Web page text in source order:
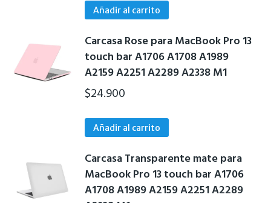
Añadir al carrito
Carcasa Rose para MacBook Pro 13
touch bar A1706 A1708 A1989
A2159 A2251 A2289 A2338 M1
$24.900
Añadir al carrito
Carcasa Transparente mate para
MacBook Pro 13 touch bar A1706
A1708 A1989 A2159 A2251 A2289